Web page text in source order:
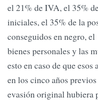
el 21% de IVA, el 35%
iniciales, el 35% de la
conseguidos en negro,
bienes personales y las
esto en caso de que
en los cinco años
evasión original hubiera